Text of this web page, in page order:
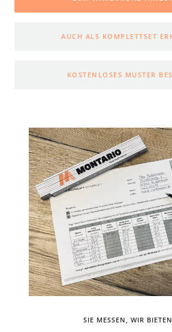
AUCH ALS KOMPLETTSET
KOSTENLOSES MUSTER
SIE MESSEN, WIR